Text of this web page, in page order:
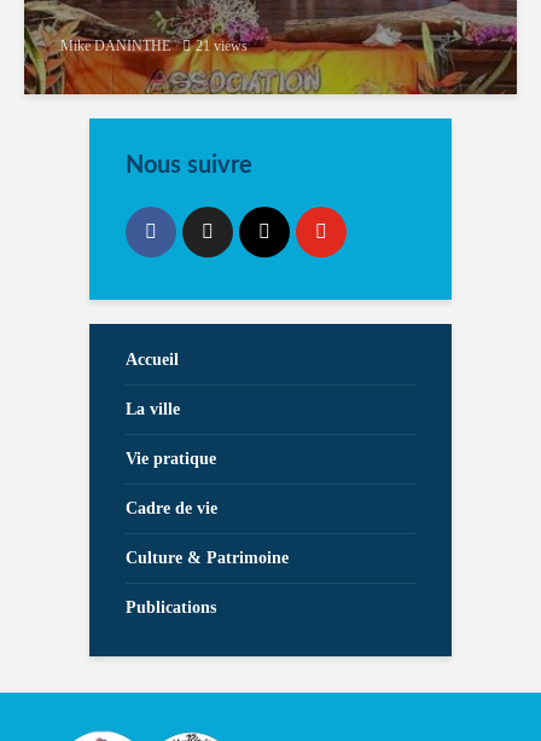
Mike DANINTHE 21 views
Nous suivre
Accueil
La ville
Vie pratique
Cadre de vie
Culture & Patrimoine
Publications